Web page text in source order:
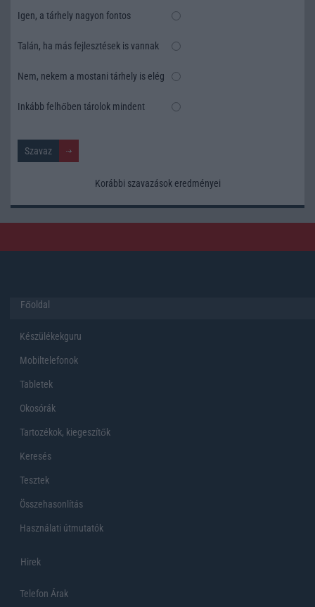
Igen, a tárhely nagyon fontos
Talán, ha más fejlesztések is vannak
Nem, nekem a mostani tárhely is elég
Inkább felhőben tárolok mindent
Korábbi szavazások eredményei
Főoldal
Készülékekguru
Mobiltelefonok
Tabletek
Okosórák
Tartozékok, kiegeszítők
Keresés
Tesztek
Összehasonlítás
Használati útmutatók
Hirek
Telefon Árak